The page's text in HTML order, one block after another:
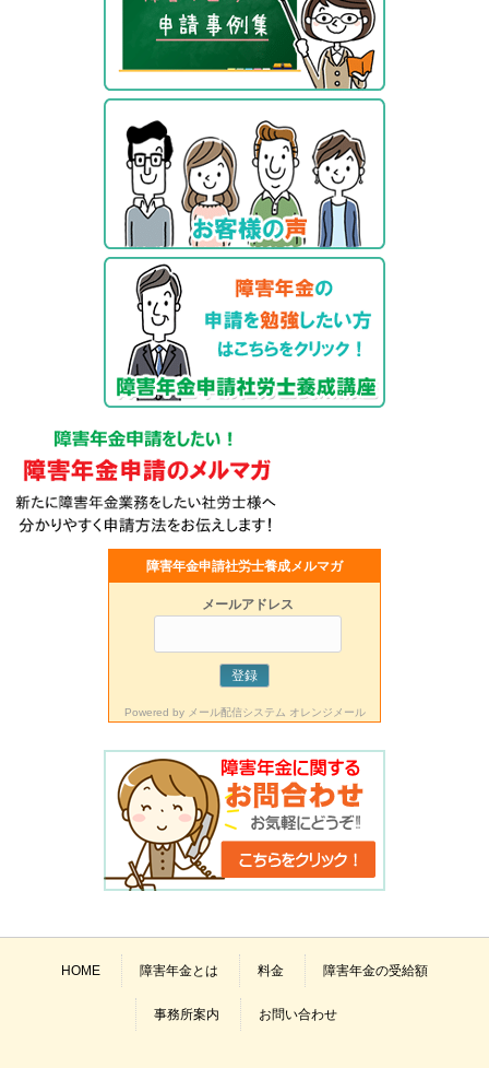
障害年金申請社労士養成メルマガ
メールアドレス
Powered by メール配信システム オレンジメール
HOME 障害年金とは 料金 障害年金の受給額
事務所案内 お問い合わせ